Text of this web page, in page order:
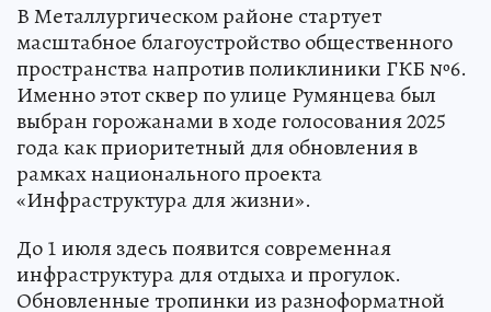
В Металлургическом районе стартует
масштабное благоустройство общественного
пространства напротив поликлиники ГКБ №6.
Именно этот сквер по улице Румянцева был
выбран горожанами в ходе голосования 2025
года как приоритетный для обновления в
рамках национального проекта
«Инфраструктура для жизни».
До 1 июля здесь появится современная
инфраструктура для отдыха и прогулок.
Обновленные тропинки из разноформатной